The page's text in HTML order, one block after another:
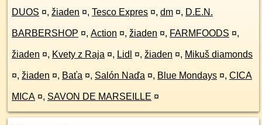
DUOS ¤, žiaden ¤, Tesco Expres ¤, dm ¤, D.E.N.
BARBERSHOP ¤, Action ¤, žiaden ¤, FARMFOODS ¤,
žiaden ¤, Kvety z Raja ¤, Lidl ¤, žiaden ¤, Mikuš diamonds
¤, žiaden ¤, Baťa ¤, Salón Naďa ¤, Blue Mondays ¤, CICA
MICA ¤, SAVON DE MARSEILLE ¤